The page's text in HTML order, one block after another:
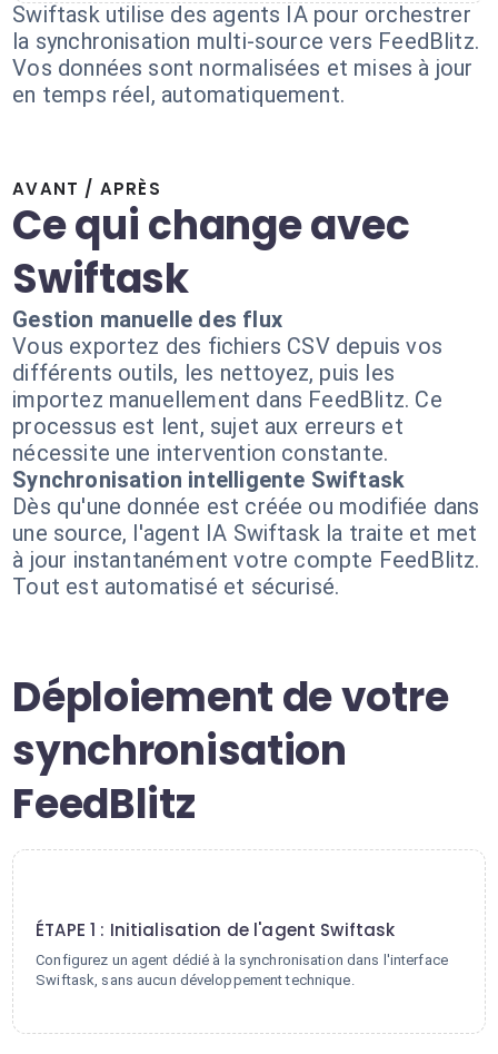
Swiftask utilise des agents IA pour orchestrer
la synchronisation multi-source vers FeedBlitz.
Vos données sont normalisées et mises à jour
en temps réel, automatiquement.
AVANT / APRÈS
Ce qui change avec
Swiftask
Gestion manuelle des flux
Vous exportez des fichiers CSV depuis vos
différents outils, les nettoyez, puis les
importez manuellement dans FeedBlitz. Ce
processus est lent, sujet aux erreurs et
nécessite une intervention constante.
Synchronisation intelligente Swiftask
Dès qu'une donnée est créée ou modifiée dans
une source, l'agent IA Swiftask la traite et met
à jour instantanément votre compte FeedBlitz.
Tout est automatisé et sécurisé.
Déploiement de votre
synchronisation
FeedBlitz
ÉTAPE 1 : Initialisation de l'agent Swiftask
Configurez un agent dédié à la synchronisation dans l'interface
Swiftask, sans aucun développement technique.